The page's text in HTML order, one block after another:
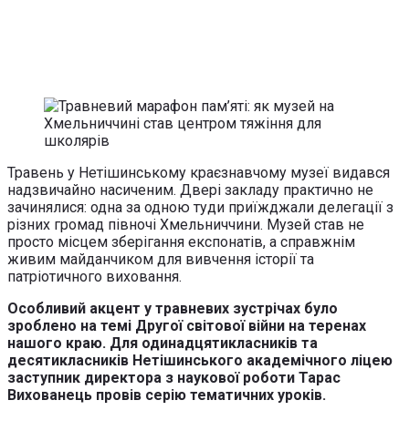
Травень у Нетішинському краєзнавчому музеї видався
надзвичайно насиченим. Двері закладу практично не
зачинялися: одна за одною туди приїжджали делегації з
різних громад півночі Хмельниччини. Музей став не
просто місцем зберігання експонатів, а справжнім
живим майданчиком для вивчення історії та
патріотичного виховання.
Особливий акцент у травневих зустрічах було
зроблено на темі Другої світової війни на теренах
нашого краю. Для одинадцятикласників та
десятикласників Нетішинського академічного ліцею
заступник директора з наукової роботи Тарас
Вихованець провів серію тематичних уроків.